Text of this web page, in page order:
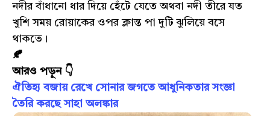
নদীর বাঁধানো ধার দিয়ে হেঁটে যেতে অথবা নদী তীরে যত
খুশি সময় রোয়াকের ওপর ক্লান্ত পা দুটি ঝুলিয়ে বসে
থাকতে।
🍂
আরও পড়ুন 👇
ঐতিহ্য বজায় রেখে সোনার জগতে আধুনিকতার সংজ্ঞা
তৈরি করছে সাহা অলঙ্কার